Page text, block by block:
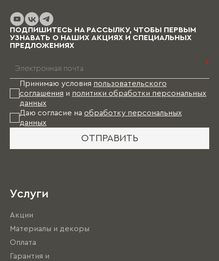
выбранных материалов и коллекции), и какое-
то время Вам в этом случае придется пожить
без мебели.
ПОДПИШИТЕСЬ НА РАССЫЛКУ, ЧТОБЫ ПЕРВЫМ
УЗНАВАТЬ О НАШИХ АКЦИЯХ И СПЕЦИАЛЬНЫХ
ПРЕДЛОЖЕНИЯХ
*
Принимаю условия пользовательского
соглашения и политики обработки персональных
данных
Даю согласие на обработку персональных
данных
ОТПРАВИТЬ
Услуги
Акции
Материалы и декоры
Оплата
Гарантия и